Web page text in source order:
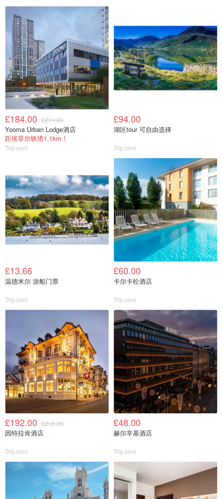
£184.00 £211.00
Yooma Urban Lodge酒店
距埃菲尔铁塔1.1km！
Trip.com
£94.00
湖区tour 可自由选择
Trip.com
£13.66
温德米尔 游船门票
Trip.com
£60.00
卡尔卡松酒店
Trip.com
£192.00 £216.00
因特拉肯酒店
Trip.com
£48.00
赫尔辛基酒店
Trip.com